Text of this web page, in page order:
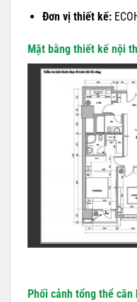
Đơn vị thiết kế:
Mặt bằng thiết kế nội
Phối cảnh tổng thể căn